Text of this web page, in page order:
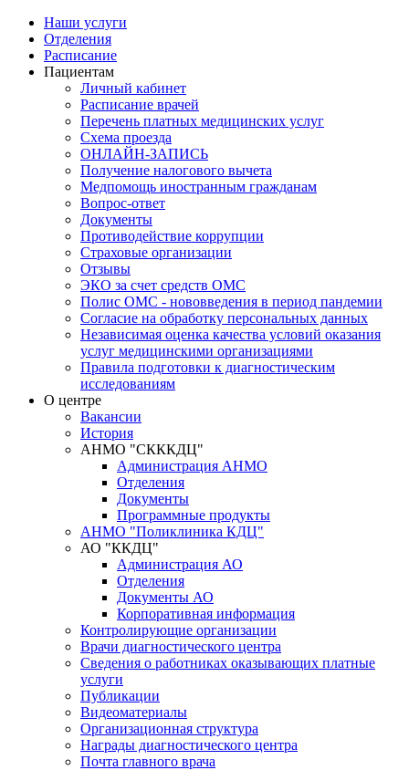
Наши услуги
Отделения
Расписание
Пациентам
Личный кабинет
Расписание врачей
Перечень платных медицинских услуг
Схема проезда
ОНЛАЙН-ЗАПИСЬ
Получение налогового вычета
Медпомощь иностранным гражданам
Вопрос-ответ
Документы
Противодействие коррупции
Страховые организации
Отзывы
ЭКО за счет средств ОМС
Полис ОМС - нововведения в период пандемии
Согласие на обработку персональных данных
Независимая оценка качества условий оказания
услуг медицинскими организациями
Правила подготовки к диагностическим
исследованиям
О центре
Вакансии
История
АНМО "СКККДЦ"
Администрация АНМО
Отделения
Документы
Программные продукты
АНМО "Поликлиника КДЦ"
АО "ККДЦ"
Администрация АО
Отделения
Документы АО
Корпоративная информация
Контролирующие организации
Врачи диагностического центра
Сведения о работниках оказывающих платные
услуги
Публикации
Видеоматериалы
Организационная структура
Награды диагностического центра
Почта главного врача